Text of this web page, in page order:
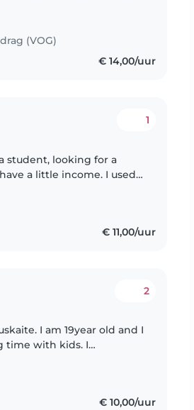
(VOG)
€ 14,00/uur
1
student, looking for a
a little income. I used
€ 11,00/uur
2
I am 19year old and I
time with kids. I
€ 10,00/uur